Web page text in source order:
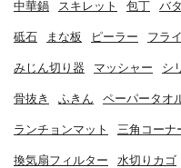
中華鍋 スキレット 包丁 バ
砥石 まな板 ピーラー フラ
みじん切り器 マッシャー シ
骨抜き ふきん ペーパータオ
ランチョンマット 三角コーナ
換気扇フィルター 水切りカゴ